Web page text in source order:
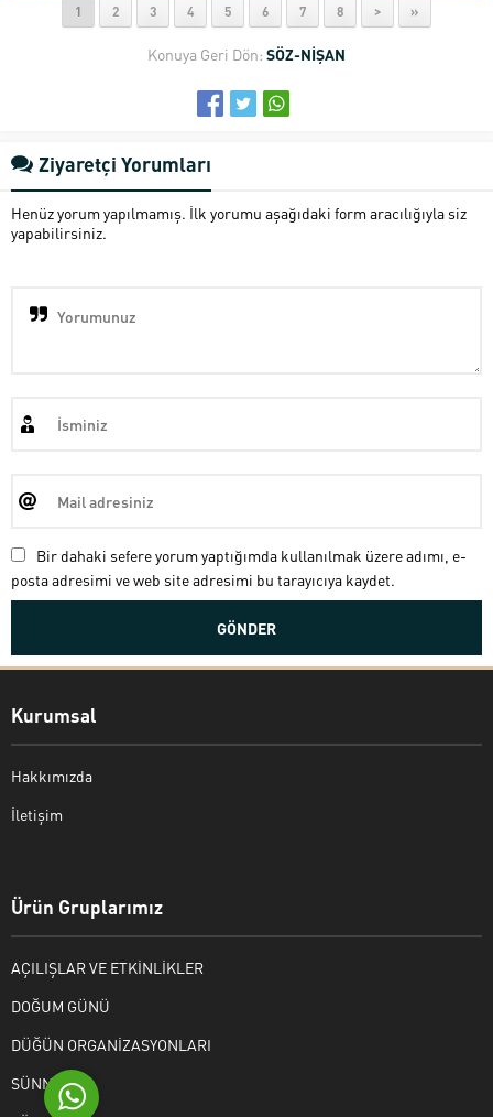
1 2 3 4 5 6 7 8 > »
Konuya Geri Dön: SÖZ-NİŞAN
Ziyaretçi Yorumları
Henüz yorum yapılmamış. İlk yorumu aşağıdaki form aracılığıyla siz
yapabilirsiniz.
Bir dahaki sefere yorum yaptığımda kullanılmak üzere adımı, e-
posta adresimi ve web site adresimi bu tarayıcıya kaydet.
Kurumsal
Hakkımızda
İletişim
Ürün Gruplarımız
AÇILIŞLAR VE ETKİNLİKLER
DOĞUM GÜNÜ
DÜĞÜN ORGANİZASYONLARI
SÜNNET